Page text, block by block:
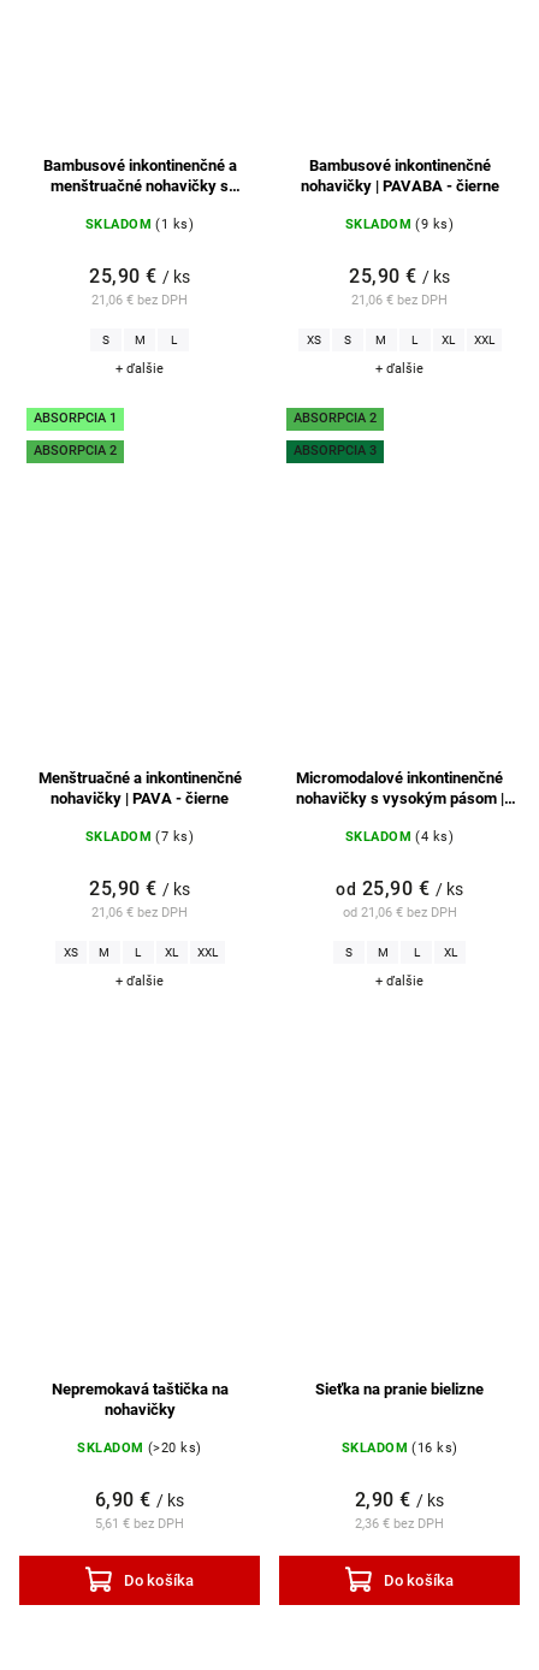
Bambusové inkontinenčné a
menštruačné nohavičky s
tmavozelené
SKLADOM (1 ks)
21,06 € bez DPH
25,90 € / ks
S M L
+ ďalšie
Bambusové inkontinenčné
nohavičky | PAVABA - čierne
SKLADOM (9 ks)
21,06 € bez DPH
25,90 € / ks
XS S M L XL XXL
+ ďalšie
ABSORPCIA 1
ABSORPCIA 2
Menštruačné a inkontinenčné
nohavičky | PAVA - čierne
SKLADOM (7 ks)
21,06 € bez DPH
25,90 € / ks
XS M L XL XXL
+ ďalšie
ABSORPCIA 2
ABSORPCIA 3
Micromodalové inkontinenčné
nohavičky s vysokým pásom |
SKLADOM (4 ks)
od 21,06 € bez DPH
od 25,90 € / ks
S M L XL
+ ďalšie
Nepremokavá taštička na
nohavičky
SKLADOM (>20 ks)
5,61 € bez DPH
6,90 €/ ks
Do košíka
Sieťka na pranie bielizne
SKLADOM (16 ks)
2,36 € bez DPH
2,90 €/ ks
Do košíka